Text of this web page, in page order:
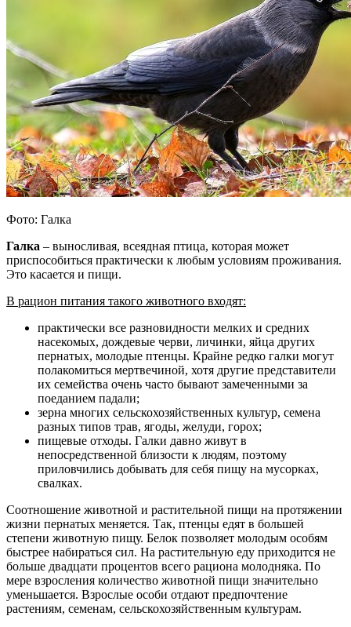
Фото: Галка
Галка – выносливая, всеядная птица, которая может
приспособиться практически к любым условиям проживания.
Это касается и пищи.
В рацион питания такого животного входят:
практически все разновидности мелких и средних
насекомых, дождевые черви, личинки, яйца других
пернатых, молодые птенцы. Крайне редко галки могут
полакомиться мертвечиной, хотя другие представители
их семейства очень часто бывают замеченными за
поеданием падали;
зерна многих сельскохозяйственных культур, семена
разных типов трав, ягоды, желуди, горох;
пищевые отходы. Галки давно живут в
непосредственной близости к людям, поэтому
приловчились добывать для себя пищу на мусорках,
свалках.
Соотношение животной и растительной пищи на протяжении
жизни пернатых меняется. Так, птенцы едят в большей
степени животную пищу. Белок позволяет молодым особям
быстрее набираться сил. На растительную еду приходится не
больше двадцати процентов всего рациона молодняка. По
мере взросления количество животной пищи значительно
уменьшается. Взрослые особи отдают предпочтение
растениям, семенам, сельскохозяйственным культурам.